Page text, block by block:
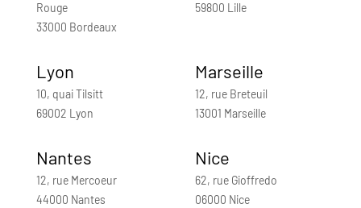
Rouge
33000 Bordeaux
59800 Lille
Lyon
10, quai Tilsitt
69002 Lyon
Marseille
12, rue Breteuil
13001 Marseille
Nantes
12, rue Mercoeur
44000 Nantes
Nice
62, rue Gioffredo
06000 Nice